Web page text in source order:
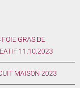
GRAS DE
11.10.2023
MAISON 2023